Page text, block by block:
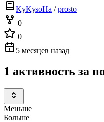
KyKysoHa /prosto
0
0
5 месяцев назад
1 активность за
Меньше
Больше